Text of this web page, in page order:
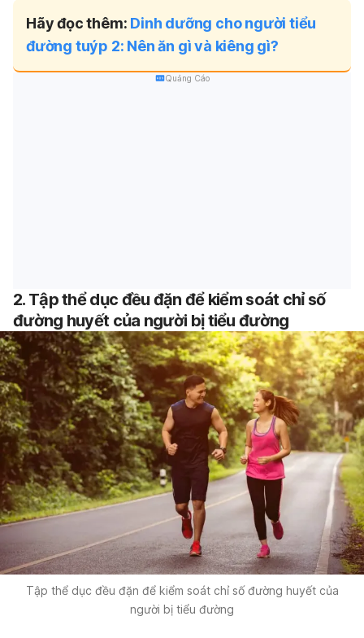
Hãy đọc thêm: Dinh dưỡng cho người tiểu
đường tuýp 2: Nên ăn gì và kiêng gì?
Quảng Cáo
2. Tập thể dục đều đặn để kiểm soát chỉ số
đường huyết của người bị tiểu đường
Tập thể dục đều đặn để kiểm soát chỉ số đường huyết của
người bị tiểu đường